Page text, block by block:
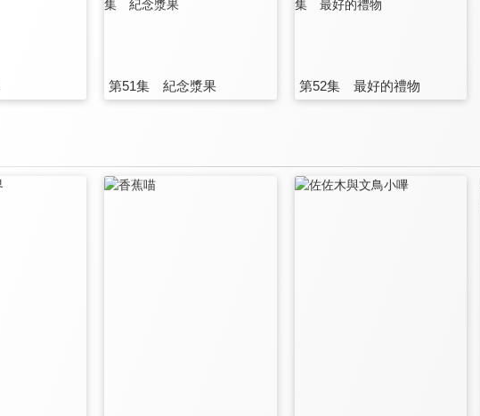
第51集 紀念漿果 第52集 最好的禮物